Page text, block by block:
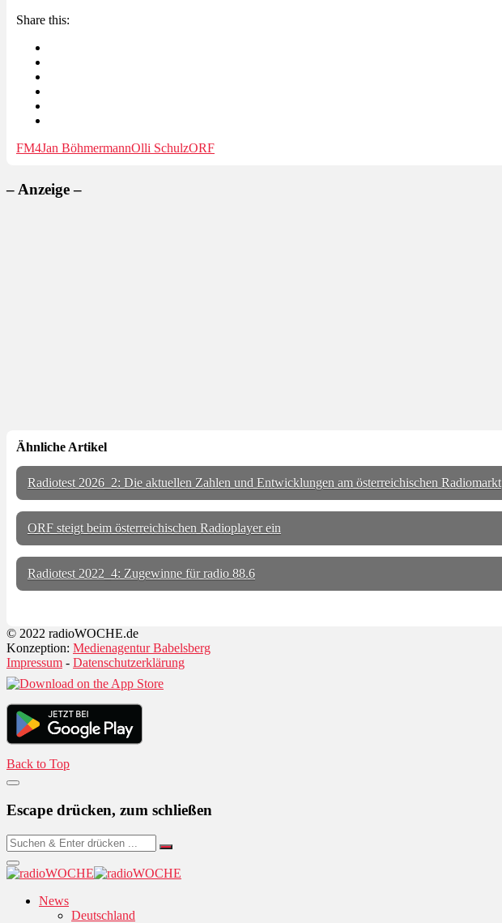
Share this:
FM4Jan BöhmermannOlli SchulzORF
– Anzeige –
Ähnliche Artikel
Radiotest 2026_2: Die aktuellen Zahlen und Entwicklungen am österreichischen Radiomarkt
ORF steigt beim österreichischen Radioplayer ein
Radiotest 2022_4: Zugewinne für radio 88.6
© 2022 radioWOCHE.de
Konzeption: Medienagentur Babelsberg
Impressum - Datenschutzerklärung
Back to Top
Escape drücken, zum schließen
News
Deutschland